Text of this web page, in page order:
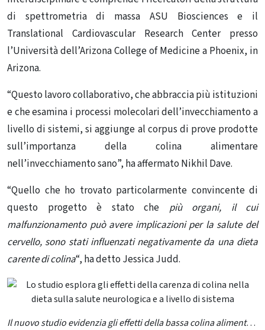
di spettrometria di massa ASU Biosciences e il
Translational Cardiovascular Research Center presso
l’Università dell’Arizona College of Medicine a Phoenix, in
Arizona.
“Questo lavoro collaborativo, che abbraccia più istituzioni
e che esamina i processi molecolari dell’invecchiamento a
livello di sistemi, si aggiunge al corpus di prove prodotte
sull’importanza della colina alimentare
nell’invecchiamento sano”, ha affermato Nikhil Dave.
“Quello che ho trovato particolarmente convincente di
questo progetto è stato che più organi, il cui
malfunzionamento può avere implicazioni per la salute del
cervello, sono stati influenzati negativamente da una dieta
carente di colina“, ha detto Jessica Judd.
Il nuovo studio evidenzia gli effetti della bassa colina alimentare sul cervello e su altri organi nei topi. La bassa colina nella dieta è associata all’obesità, alla patologia epatica e all’ingrossamento del cuore. È stato anche dimostrato che la carenza di colina è correlata a patologie associate al morbo di Alzheimer e che i topi con bassi livelli di colina hanno ottenuto scarsi risultati nei test delle capacità motorie. Credito: il laboratorio Velazquez dell’Arizona State University